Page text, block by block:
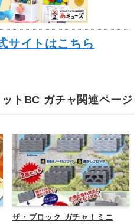
サイトはこちら
トBC ガチャ関連ページ
ザ・ブロック ガチャ！ミニ